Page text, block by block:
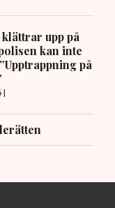
upp på
kan inte
på
|